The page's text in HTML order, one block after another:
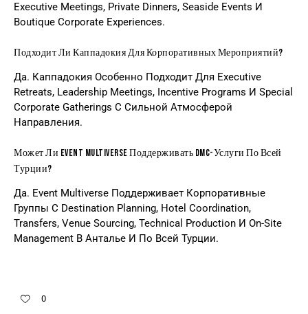
Executive Meetings, Private Dinners, Seaside Events И
Boutique Corporate Experiences.
Подходит Ли Каппадокия Для Корпоративных Мероприятий?
Да. Каппадокия Особенно Подходит Для Executive
Retreats, Leadership Meetings, Incentive Programs И Special
Corporate Gatherings С Сильной Атмосферой
Направления.
Может Ли Event Multiverse Поддерживать DMC-Услуги По Всей
Турции?
Да. Event Multiverse Поддерживает Корпоративные
Группы С Destination Planning, Hotel Coordination,
Transfers, Venue Sourcing, Technical Production И On-Site
Management В Анталье И По Всей Турции.
0